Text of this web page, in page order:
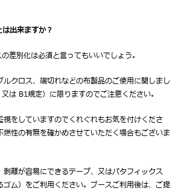
出来ますか？
差別化は必須と言ってもいいでしょう。
ルクロス、端切れなどの布製品のご使用に関しまし
は B1規定）に限りますのでご注意ください。
をしていますのでくれぐれもお気を付けくださ
燃性の有無を確かめさせていただく場合もございま
離が容易にできるテープ、又はパタフィックス
ゴム）をご利用ください。ブースご利用後は、ご提